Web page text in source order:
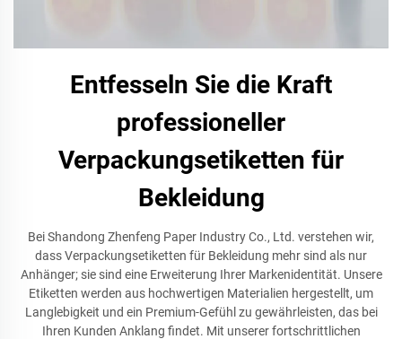
Entfesseln Sie die Kraft
professioneller
Verpackungsetiketten für
Bekleidung
Bei Shandong Zhenfeng Paper Industry Co., Ltd. verstehen wir,
dass Verpackungsetiketten für Bekleidung mehr sind als nur
Anhänger; sie sind eine Erweiterung Ihrer Markenidentität. Unsere
Etiketten werden aus hochwertigen Materialien hergestellt, um
Langlebigkeit und ein Premium-Gefühl zu gewährleisten, das bei
Ihren Kunden Anklang findet. Mit unserer fortschrittlichen